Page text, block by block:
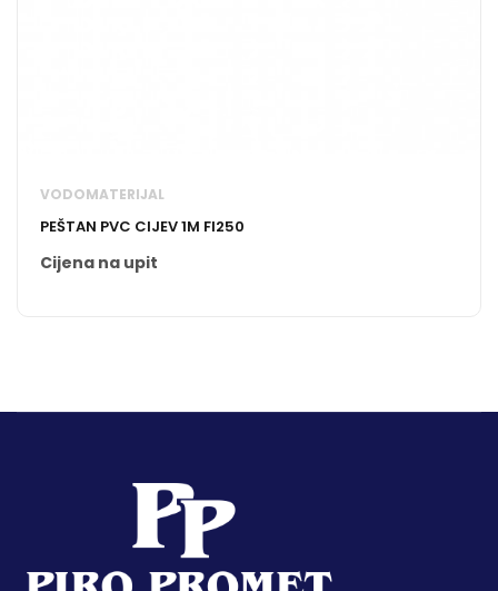
VODOMATERIJAL
PEŠTAN PVC CIJEV 1M FI250
Cijena na upit